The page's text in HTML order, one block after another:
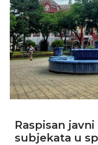
Raspisan
subjekata u